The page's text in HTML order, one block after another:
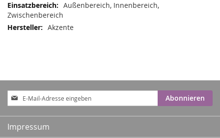
Außenbereich, Innenbereich,
Zwischenbereich
Akzente
Anmeldung
zum
Newsletter:
Abonnieren
Impressum